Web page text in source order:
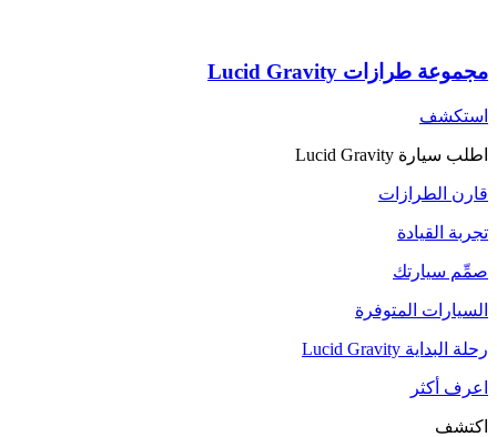
مجموعة طرازات Lucid Gravity
استكشف
اطلب سيارة Lucid Gravity
قارن الطرازات
تجربة القيادة
صمِّم سيارتك
السيارات المتوفرة
رحلة البداية Lucid Gravity
اعرف أكثر
اكتشف